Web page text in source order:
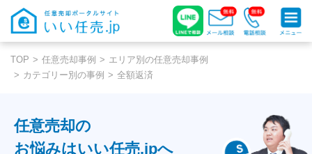
TOP 任意売却事例
エリア別の任意売却事例
カテゴリー別の事例
全額返済
任意売却の
お悩みはいい任売.jpへ